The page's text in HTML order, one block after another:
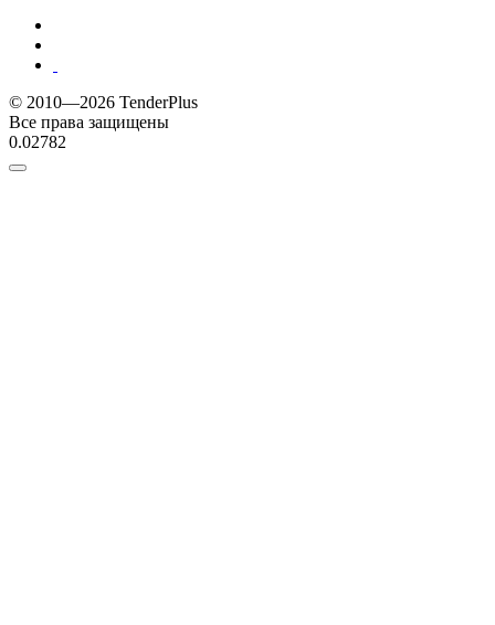
© 2010—2026 TenderPlus
Все права защищены
0.02782